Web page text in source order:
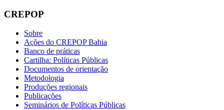
CREPOP
Sobre
Ações do CREPOP Bahia
Banco de práticas
Cartilha: Políticas Públicas
Documentos de orientação
Metodologia
Produções regionais
Publicações
Seminários de Políticas Públicas